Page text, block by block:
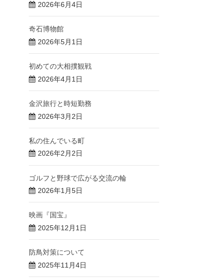
2026年6月4日
奇石博物館
2026年5月1日
初めての大相撲観戦
2026年4月1日
金沢旅行と時短勤務
2026年3月2日
私の住んでいる町
2026年2月2日
ゴルフと野球で広がる交流の輪
2026年1月5日
映画『国宝』
2025年12月1日
防鳥対策について
2025年11月4日